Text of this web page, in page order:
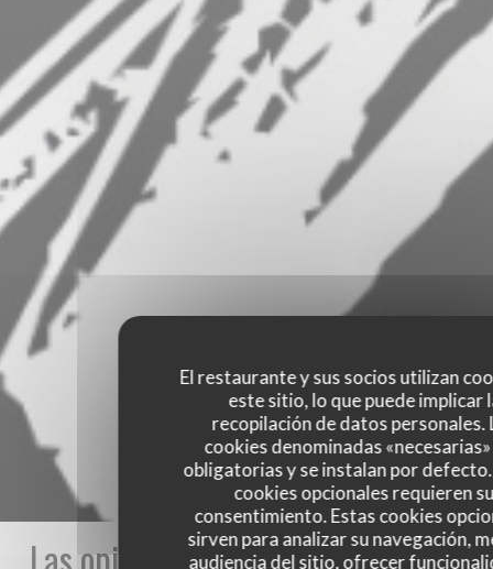
El restaurante y sus socios utilizan
este sitio, lo que puede implicar
recopilación de datos personales.
cookies denominadas
obligatorias y se instalan por
cookies opcionales requieren
consentimiento. Estas cookies
sirven para analizar su navegación,
audiencia del sitio, ofrecer